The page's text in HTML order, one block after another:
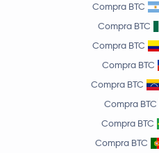
Compra BTC
Compra BTC
Compra BTC
Compra BTC
Compra BTC
Compra BTC
Compra BTC
Compra BTC